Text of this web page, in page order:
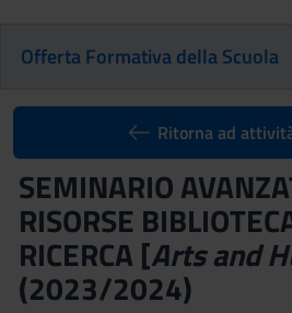
Offerta Formativa della Scuola
Ritorna ad
SEMINARIO
RISORSE
RICERCA [Arts and
(2023/2024)